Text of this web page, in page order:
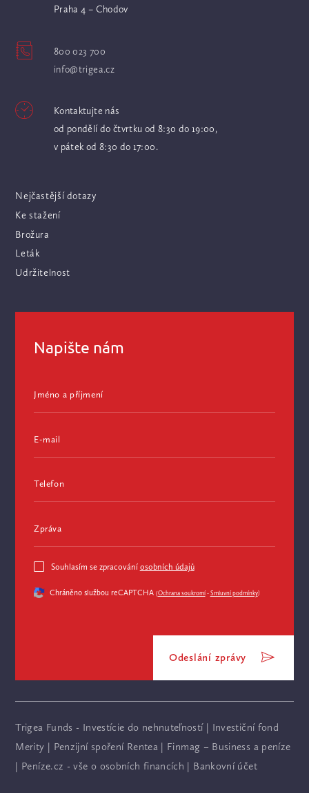
Praha 4 – Chodov
800 023 700
info@trigea.cz
Kontaktujte nás
od pondělí do čtvrtku od 8:30 do 19:00,
v pátek od 8:30 do 17:00.
Nejčastější dotazy
Ke stažení
Brožura
Leták
Udržitelnost
Napište nám
Jméno a příjmení
E-mail
Telefon
Zpráva
Souhlasím se zpracování osobních údajů
Chráněno službou reCAPTCHA (Ochrana soukromí-Smluvní podmínky)
Odeslání zprávy
Trigea Funds - Investície do nehnuteľností| Investiční fond
Merity | Penzijní spoření Rentea| Finmag – Business a peníze
| Peníze.cz - vše o osobních financích | Bankovní účet